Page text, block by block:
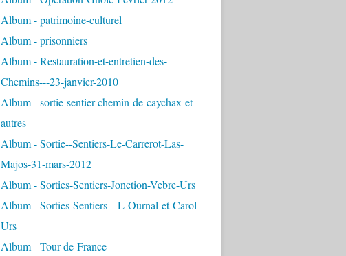
Album - patrimoine-culturel
Album - prisonniers
Album - Restauration-et-entretien-des-
Chemins---23-janvier-2010
Album - sortie-sentier-chemin-de-caychax-et-
autres
Album - Sortie--Sentiers-Le-Carrerot-Las-
Majos-31-mars-2012
Album - Sorties-Sentiers-Jonction-Vebre-Urs
Album - Sorties-Sentiers---L-Ournal-et-Carol-
Urs
Album - Tour-de-France